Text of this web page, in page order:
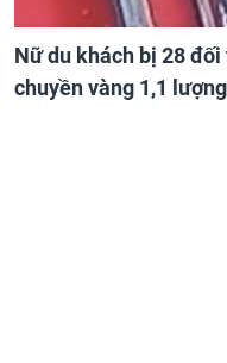
Nữ du khách bị 28
chuyền vàng 1,1 lượng